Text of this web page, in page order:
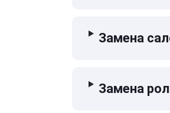
Замена
Замена